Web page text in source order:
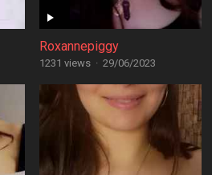
Roxannepiggy
1231 views · 29/06/2023